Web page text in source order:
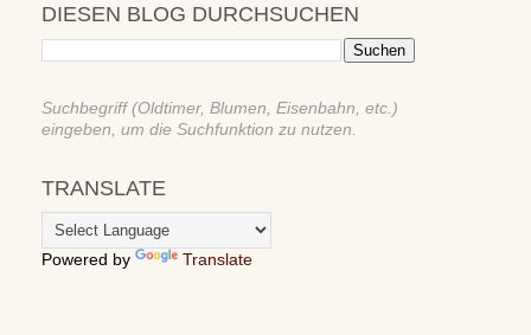
DIESEN BLOG DURCHSUCHEN
Suchbegriff (Oldtimer, Blumen, Eisenbahn, etc.)
eingeben, um die Suchfunktion zu nutzen.
TRANSLATE
Powered by Translate